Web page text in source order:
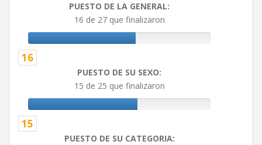
PUESTO DE LA GENERAL:
16 de 27 que finalizaron
16
PUESTO DE SU SEXO:
15 de 25 que finalizaron
15
PUESTO DE SU CATEGORIA: